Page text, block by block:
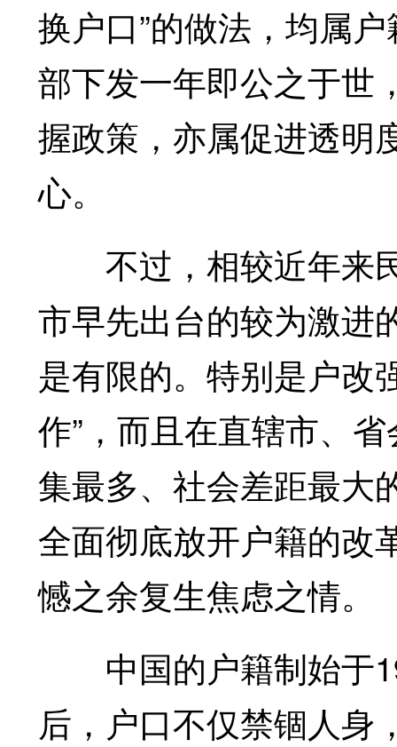
换户口”的做法，均属
部下发一年即公之于世
握政策，亦属促进透明
心。
不过，相较近年来
市早先出台的较为激进
是有限的。特别是户改
作”，而且在直辖市、
集最多、社会差距最大
全面彻底放开户籍的改
憾之余复生焦虑之情。
中国的户籍制始于
后，户口不仅禁锢人身